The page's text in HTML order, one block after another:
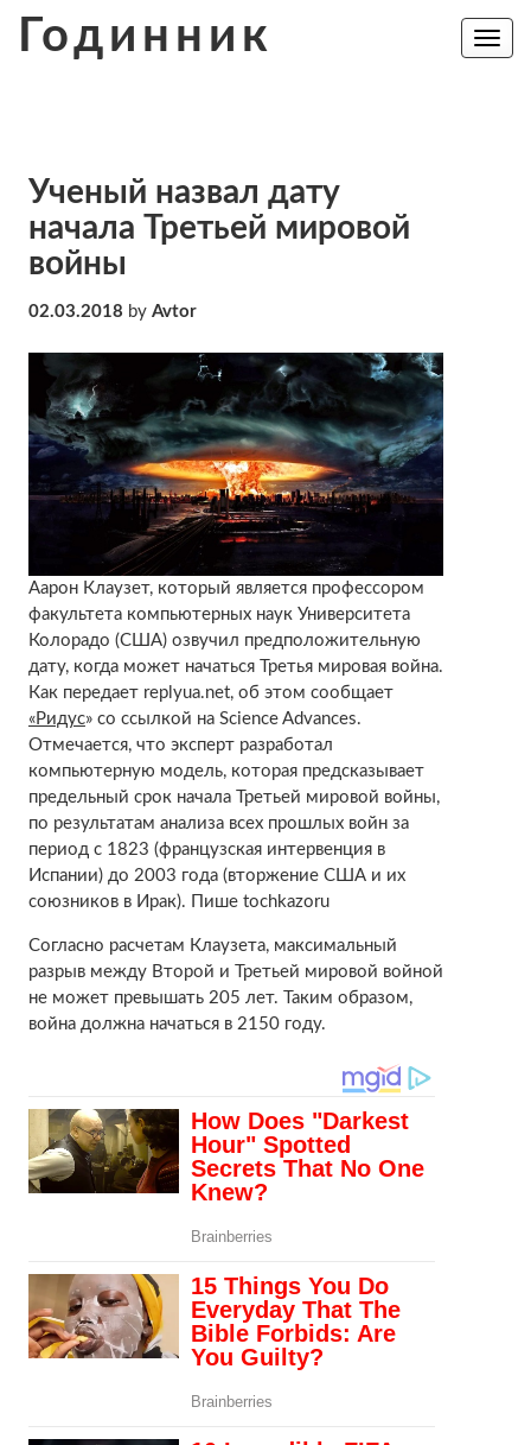
Годинник
Toggle
Ученый назвал дату
начала Третьей мировой
войны
02.03.2018 by Avtor
Аарон Клаузет, который является профессором
факультета компьютерных наук Университета
Колорадо (США) озвучил предположительную
дату, когда может начаться Третья мировая война.
Как передает replyua.net, об этом сообщает
«Ридус» со ссылкой на Science Advances.
Отмечается, что эксперт разработал
компьютерную модель, которая предсказывает
предельный срок начала Третьей мировой войны,
по результатам анализа всех прошлых войн за
период с 1823 (французская интервенция в
Испании) до 2003 года (вторжение США и их
союзников в Ирак). Пише tochkazoru
Согласно расчетам Клаузета, максимальный
разрыв между Второй и Третьей мировой войной
не может превышать 205 лет. Таким образом,
война должна начаться в 2150 году.